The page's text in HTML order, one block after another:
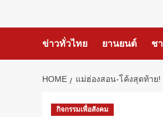
ข่าวทั่วไทย ยานยนต์ ช
HOME แม่ฮ่องสอน-โค้งสุดท้าย!
กิจกรรมเพื่อสังคม